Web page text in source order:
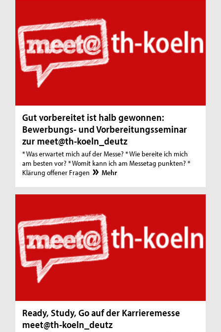
Gut vorbereitet ist halb gewonnen:
Bewerbungs- und Vorbereitungsseminar
zur meet@th-koeln_deutz
* Was erwartet mich auf der Messe? * Wie bereite ich mich
am besten vor? * Womit kann ich am Messetag punkten? *
Klärung offener Fragen
Mehr
Ready, Study, Go auf der Karrieremesse
meet@th-koeln_deutz